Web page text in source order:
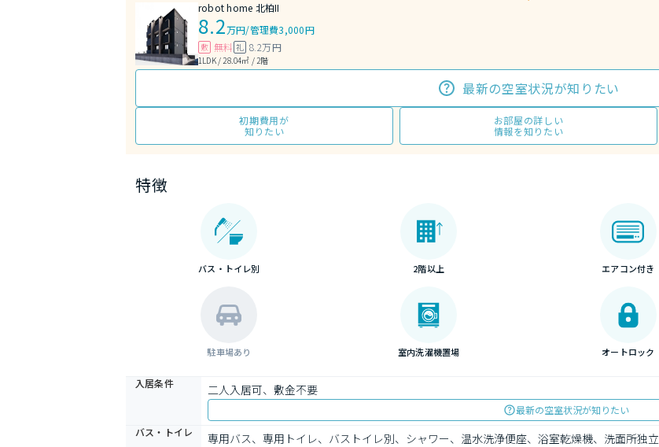
robot home 北柏II
8.2万円/管理費3,000円
敷 無料 礼 8.2万円
1LDK / 28.04㎡ / 2階
最新の空室状況が知りたい
初期費用が
知りたい
お部屋の詳しい
情報を知りたい
特徴
バス・トイレ別 2階以上 エアコン付き
駐車場あり 室内洗濯機置場 オートロック
入居条件 二人入居可、敷金不要
最新の空室状況が知りたい
バス・トイレ
専用バス、専用トイレ、バストイレ別、シャワー、温水洗浄便座、浴室乾燥機、洗面所独立